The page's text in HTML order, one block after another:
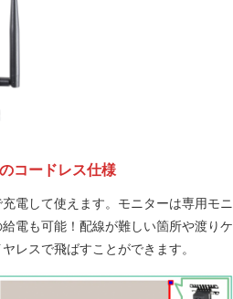
コードレス仕様
電して使えます。モニターは専用モニ
電も可能！配線が難しい箇所や渡りケ
レスで飛ばすことができます。